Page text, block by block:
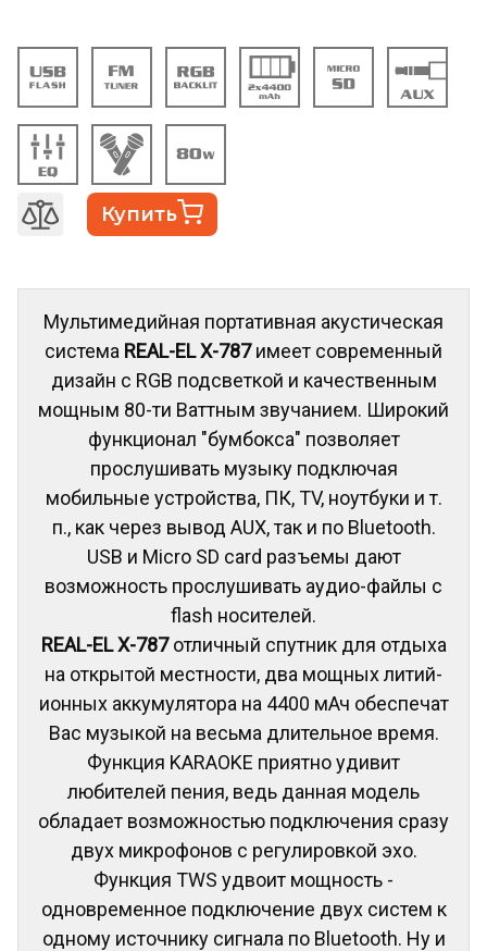
Купить
Мультимедийная портативная акустическая
система REAL-EL X-787имеет современный
дизайн с RGB подсветкой и качественным
мощным 80-ти Ваттным звучанием. Широкий
функционал "бумбокса" позволяет
прослушивать музыку подключая
мобильные устройства, ПК, TV, ноутбуки и т.
п., как через вывод AUX, так и по Bluetooth.
USB и Micro SD card разъемы дают
возможность прослушивать аудио-файлы с
flash носителей.
REAL-EL X-787отличный спутник для отдыха
на открытой местности, два мощных литий-
ионных аккумулятора на 4400 мАч обеспечат
Вас музыкой на весьма длительное время.
Функция KARAOKE приятно удивит
любителей пения, ведь данная модель
обладает возможностью подключения сразу
двух микрофонов с регулировкой эхо.
Функция TWS удвоит мощность -
одновременное подключение двух систем к
одному источнику сигнала по Bluetooth. Ну и